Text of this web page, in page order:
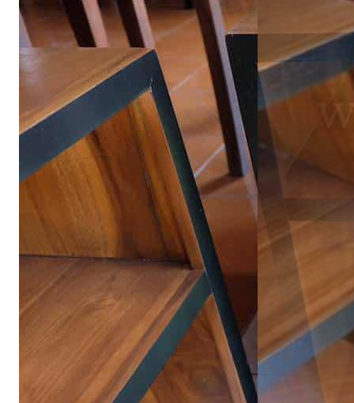
21 กรกฎาคม 2025
จัดโต๊ะอาหารตามหลักฮวงจุ้ย
อ่านต่อ